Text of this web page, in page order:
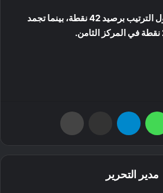
صدارته لجدول الترتيب برصيد 42 نقطة، بينما تجمد
مدير التحرير